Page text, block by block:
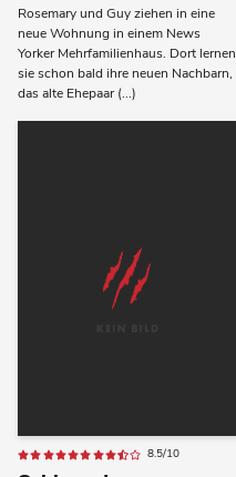
Rosemary und Guy ziehen in eine
neue Wohnung in einem News
Yorker Mehrfamilienhaus. Dort lernen
sie schon bald ihre neuen Nachbarn,
das alte Ehepaar (...)
8.5/10